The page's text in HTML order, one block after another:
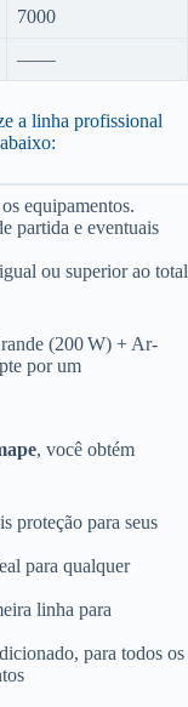
7000
——
a linha profissional
equipamentos.
partida e eventuais
ou superior ao total
(200 W) + Ar-
por um
, você obtém
proteção para seus
para qualquer
linha para
para todos os